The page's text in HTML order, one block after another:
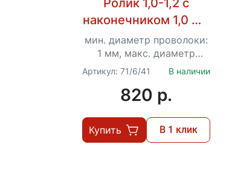
наконечником 1,0 мм
и 1,2 мм для Ресанта
САИПА серии LSD
мин. диаметр проволоки:
1 мм, макс. диаметр
проволоки: 1.2 мм
Артикул: 71/6/41 В наличии
820 p.
Купить В 1 клик